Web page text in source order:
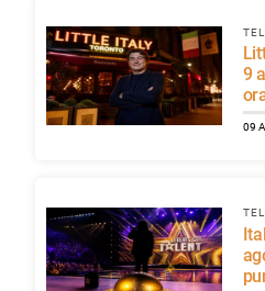
Little Big Italy a Toronto
9
09
Italia’s Got Talent 9